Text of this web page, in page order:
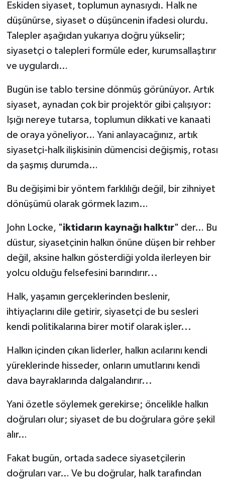
Eskiden siyaset, toplumun aynasıydı. Halk ne
düşünürse, siyaset o düşüncenin ifadesi olurdu.
Talepler aşağıdan yukarıya doğru yükselir;
siyasetçi o talepleri formüle eder, kurumsallaştırır
ve uygulardı…
Bugün ise tablo tersine dönmüş görünüyor. Artık
siyaset, aynadan çok bir projektör gibi çalışıyor:
Işığı nereye tutarsa, toplumun dikkati ve kanaati
de oraya yöneliyor… Yani anlayacağınız, artık
siyasetçi-halk ilişkisinin dümencisi değişmiş, rotası
da şaşmış durumda…
Bu değişimi bir yöntem farklılığı değil, bir zihniyet
dönüşümü olarak görmek lazım…
John Locke, "iktidarın kaynağı halktır" der… Bu
düstur, siyasetçinin halkın önüne düşen bir rehber
değil, aksine halkın gösterdiği yolda ilerleyen bir
yolcu olduğu felsefesini barındırır...
Halk, yaşamın gerçeklerinden beslenir,
ihtiyaçlarını dile getirir, siyasetçi de bu sesleri
kendi politikalarına birer motif olarak işler...
Halkın içinden çıkan liderler, halkın acılarını kendi
yüreklerinde hisseder, onların umutlarını kendi
dava bayraklarında dalgalandırır...
Yani özetle söylemek gerekirse; öncelikle halkın
doğruları olur; siyaset de bu doğrulara göre şekil
alır…
Fakat bugün, ortada sadece siyasetçilerin
doğruları var… Ve bu doğrular, halk tarafından